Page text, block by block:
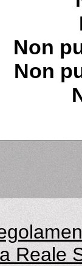
Non
Non
Reale